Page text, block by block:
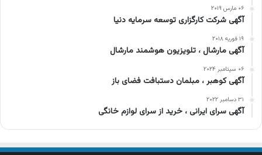
۰۶ مارس ۲۰۱۹
آگهی شرکت کارگزاری توسعه سرمایه دنیا
۱۹ فوریه ۲۰۱۸
آگهی مارشال ، تلویزیون هوشمند مارشال
۰۶ سپتامبر ۲۰۲۴
آگهی کوهبر ، مبلمان دستبافت فضای باز
۳۱ دسامبر ۲۰۲۲
آگهی سرای ایرانی ، خرید از سرای لوازم خانگی